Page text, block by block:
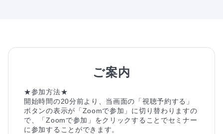
ご案内
★参加方法★
開始時間の20分前より、当画面の「視聴予約する」
ボタンの表示が「Zoomで参加」に切り替わりますの
で、「Zoomで参加」をクリックすることでセミナー
に参加することができます。